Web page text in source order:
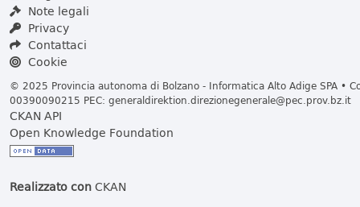
Note legali
Privacy
Contattaci
Cookie
© 2025 Provincia autonoma di Bolzano - Informatica Alto Adige SPA •
00390090215 PEC: generaldirektion.direzionegenerale@pec.prov.bz.it
CKAN API
Open Knowledge Foundation
Realizzato conCKAN